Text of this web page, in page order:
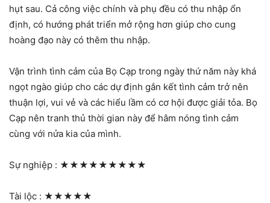
hụt sau. Cả công việc chính và phụ đều có thu nhập ổn
định, có hướng phát triển mở rộng hơn giúp cho cung
hoàng đạo này có thêm thu nhập.
Vận trình tình cảm của Bọ Cạp trong ngày thứ năm này khá
ngọt ngào giúp cho các dự định gắn kết tình cảm trở nên
thuận lợi, vui vẻ và các hiểu lầm có cơ hội được giải tỏa. Bọ
Cạp nên tranh thủ thời gian này để hâm nóng tình cảm
cùng với nửa kia của mình.
Sự nghiệp : ★★★★★★★★★
Tài lộc : ★★★★★